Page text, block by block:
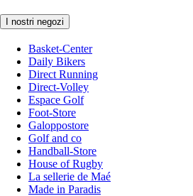
I nostri negozi
Basket-Center
Daily Bikers
Direct Running
Direct-Volley
Espace Golf
Foot-Store
Galoppostore
Golf and co
Handball-Store
House of Rugby
La sellerie de Maé
Made in Paradis